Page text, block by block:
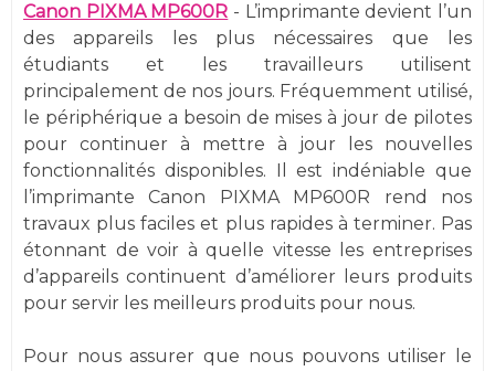
Canon PIXMA MP600R - L’imprimante devient l’un
des appareils les plus nécessaires que les
étudiants et les travailleurs utilisent
principalement de nos jours. Fréquemment utilisé,
le périphérique a besoin de mises à jour de pilotes
pour continuer à mettre à jour les nouvelles
fonctionnalités disponibles. Il est indéniable que
l’imprimante Canon PIXMA MP600R rend nos
travaux plus faciles et plus rapides à terminer. Pas
étonnant de voir à quelle vitesse les entreprises
d’appareils continuent d’améliorer leurs produits
pour servir les meilleurs produits pour nous.
Pour nous assurer que nous pouvons utiliser le